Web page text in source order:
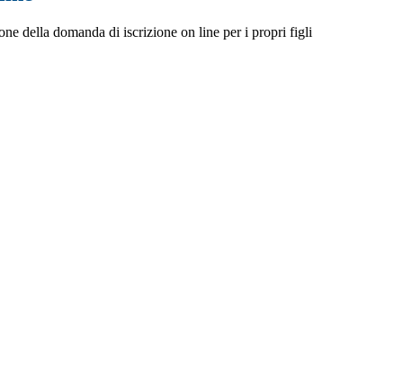
della domanda di iscrizione on line per i propri figli